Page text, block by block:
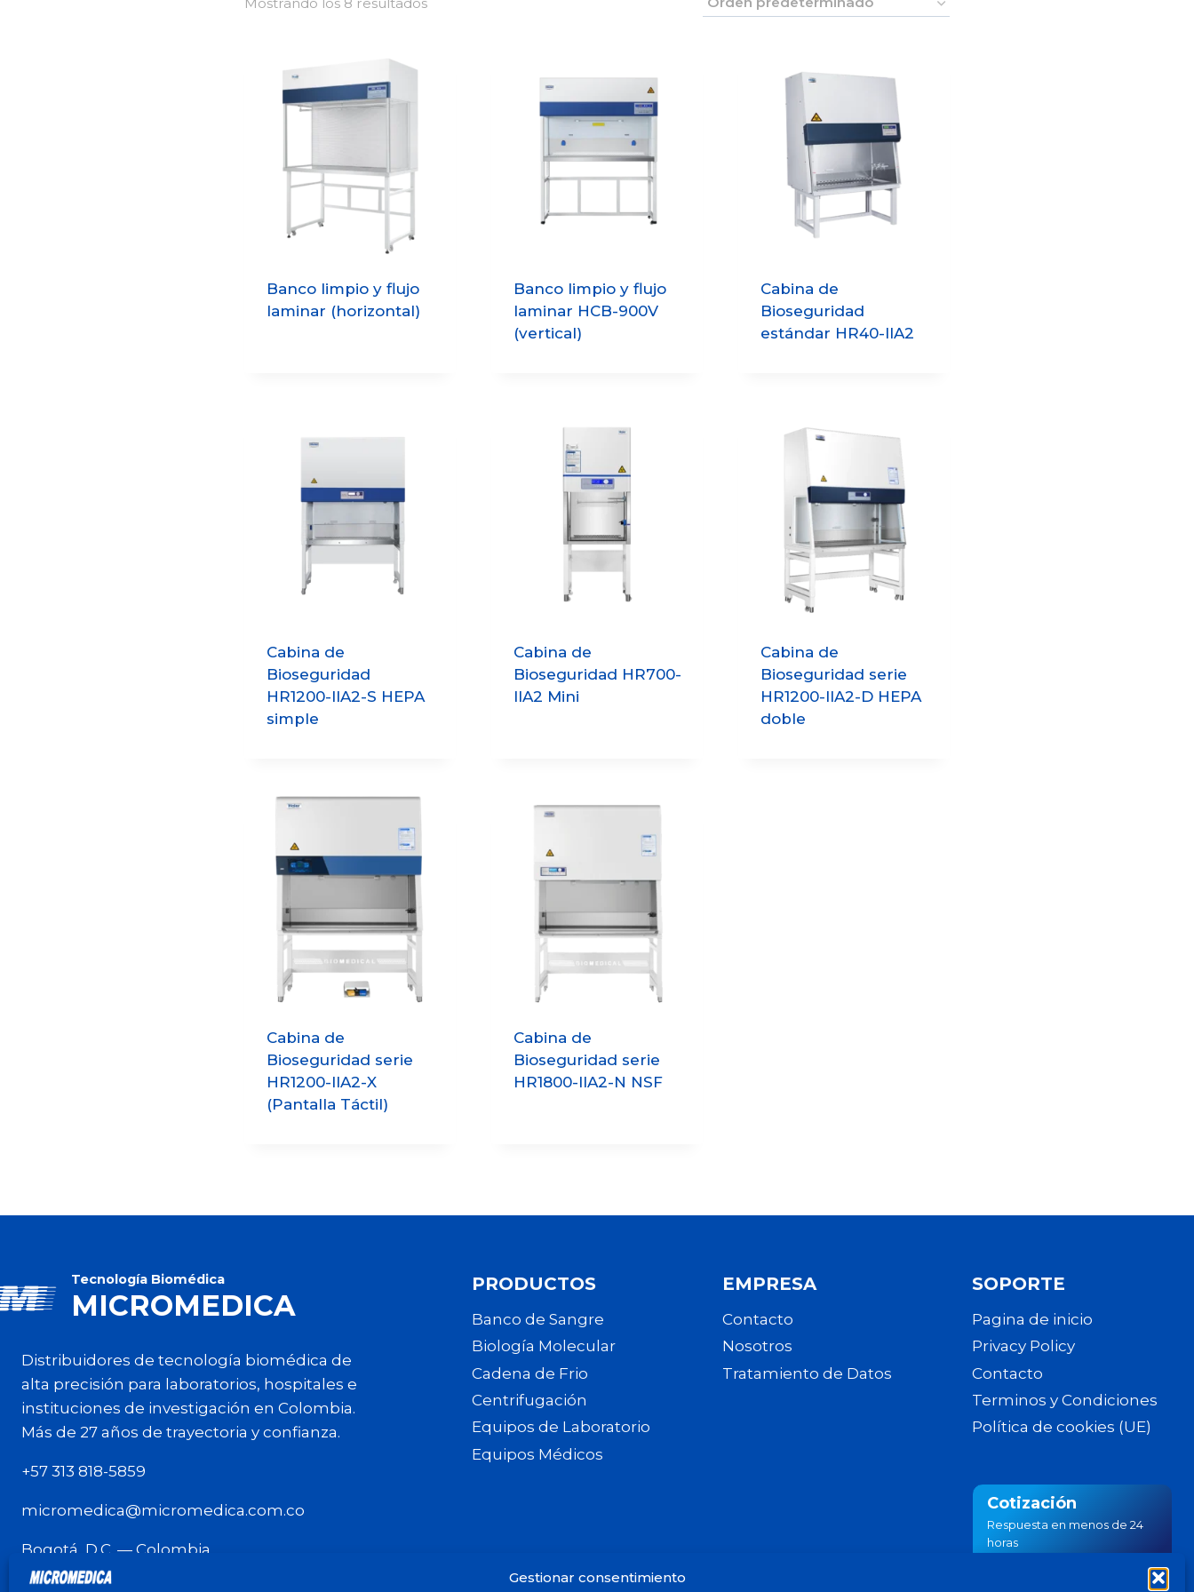
Gestionar consentimiento
Banco limpio y flujo
laminar (horizontal)
Banco limpio y flujo
laminar HCB-900V
(vertical)
Cabina de
Bioseguridad
estándar HR40-IIA2
Cabina de
Bioseguridad
HR1200-IIA2-S HEPA
simple
Cabina de
Bioseguridad HR700-
IIA2 Mini
Cabina de
Bioseguridad serie
HR1200-IIA2-D HEPA
doble
Cabina de
Bioseguridad serie
HR1200-IIA2-X
(Pantalla Táctil)
Cabina de
Bioseguridad serie
HR1800-IIA2-N NSF
Tecnología Biomédica
MICROMEDICA
Distribuidores de tecnología biomédica de
alta precisión para laboratorios, hospitales e
instituciones de investigación en Colombia.
Más de 27 años de trayectoria y confianza.
+57 313 818-5859
micromedica@micromedica.com.co
Bogotá, D.C. — Colombia
PRODUCTOS
Banco de Sangre
Biología Molecular
Cadena de Frio
Centrifugación
Equipos de Laboratorio
Equipos Médicos
EMPRESA
Contacto
Nosotros
Tratamiento de Datos
SOPORTE
Pagina de inicio
Privacy Policy
Contacto
Terminos y Condiciones
Política de cookies (UE)
Cotización
Respuesta en menos de 24
horas